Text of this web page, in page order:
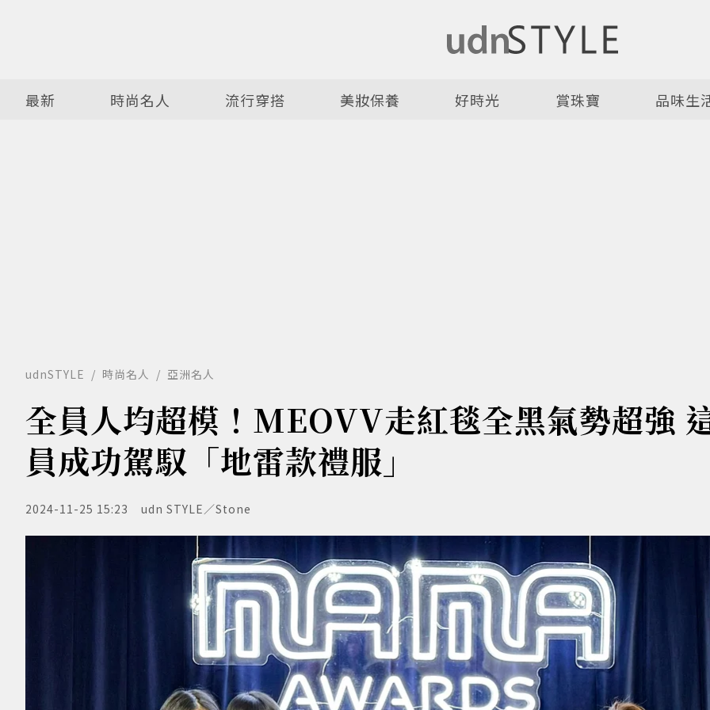
最新 時尚名人 流行穿搭 美妝保養 好時光 賞珠寶 品味生
udnSTYLE 時尚名人 亞洲名人
全員人均超模！MEOVV走紅毯全黑氣勢超強
員成功駕馭「地雷款禮服」
2024-11-25 15:23 udn STYLE／Stone